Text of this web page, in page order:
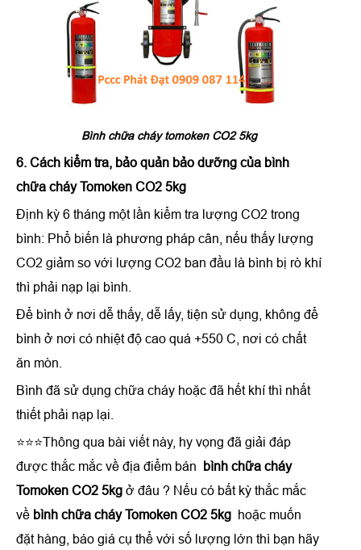
Bình chữa cháy tomoken CO2 5kg
6. Cách kiểm tra, bảo quản bảo dưỡng của bình
chữa cháy Tomoken CO2 5kg
Định kỳ 6 tháng một lần kiểm tra lượng CO2 trong
bình: Phổ biến là phương pháp cân, nếu thấy lượng
CO2 giảm so với lượng CO2 ban đầu là bình bị rò khí
thì phải nạp lại bình.
Để bình ở nơi dễ thấy, dễ lấy, tiện sử dụng, không để
bình ở nơi có nhiệt độ cao quá +550 C, nơi có chất
ăn mòn.
Bình đã sử dụng chữa cháy hoặc đã hết khí thì nhất
thiết phải nạp lại.
⭐⭐⭐Thông qua bài viết này, hy vọng đã giải đáp
được thắc mắc về địa điểm bán
bình chữa cháy
Tomoken CO2 5kg ở đâu ? Nếu có bất kỳ thắc mắc
về bình chữa cháy Tomoken CO2 5kg hoặc muốn
đặt hàng, báo giá cụ thể với số lượng lớn thì bạn hãy